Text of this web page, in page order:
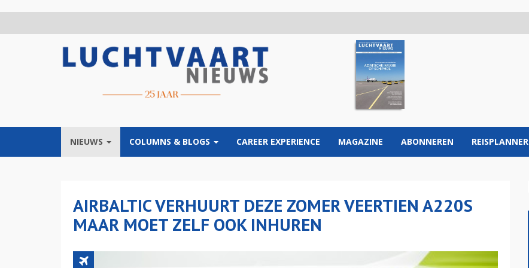
NIEUWS COLUMNS & BLOGS CAREER EXPERIENCE MAGAZINE ABONNEREN REISPLANNER
AIRBALTIC VERHUURT DEZE ZOMER VEERTIEN A220S
MAAR MOET ZELF OOK INHUREN